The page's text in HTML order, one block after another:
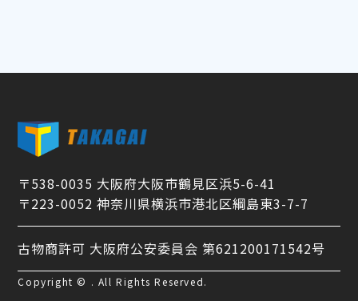
〒538-0035 大阪府大阪市鶴見区浜5-6-41
〒223-0052 神奈川県横浜市港北区綱島東3-7-7
古物商許可 大阪府公安委員会 第621200171542号
Copyright © . All Rights Reserved.